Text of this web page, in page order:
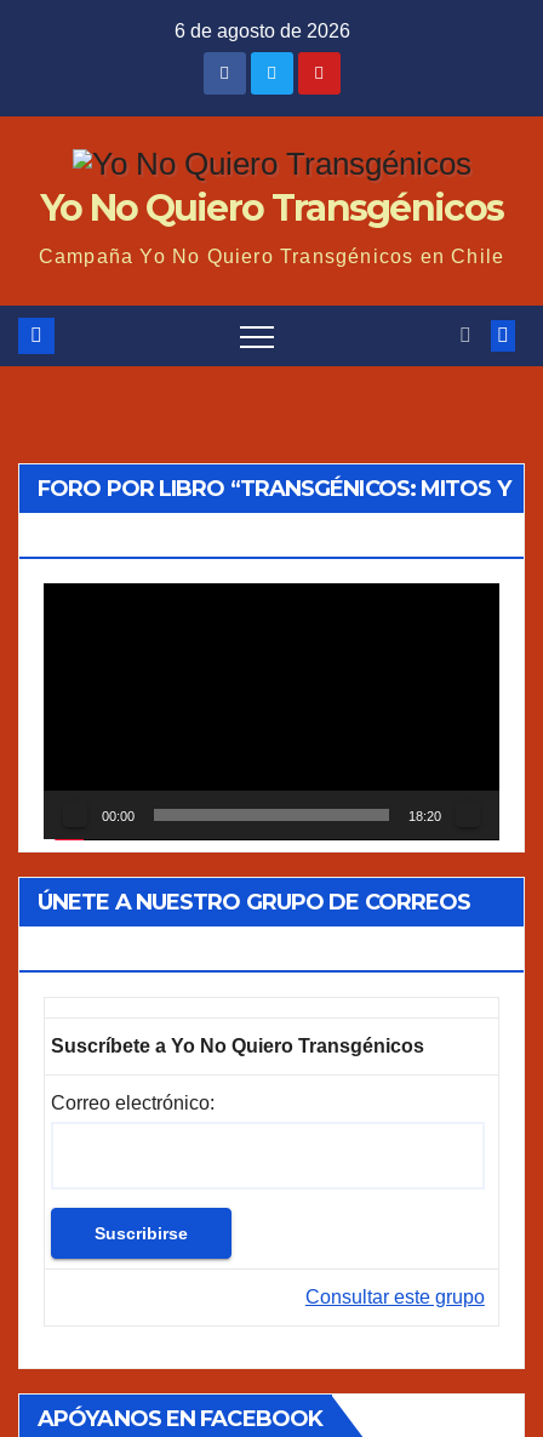
6 de agosto de 2026
Yo No Quiero Transgénicos
Campaña Yo No Quiero Transgénicos en Chile
FORO POR LIBRO “TRANSGÉNICOS: MITOS Y
00:00 18:20
ÚNETE A NUESTRO GRUPO DE CORREOS
Suscríbete a Yo No Quiero Transgénicos
Correo electrónico:
Consultar este grupo
APÓYANOS EN FACEBOOK